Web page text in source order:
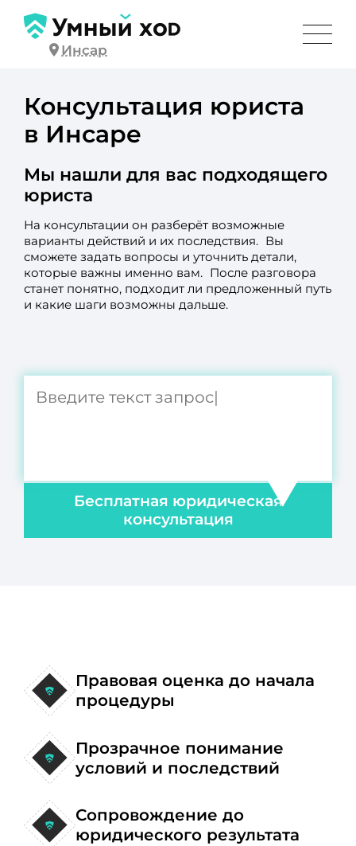
Инсар
Консультация юриста
в Инсаре
Мы нашли для вас подходящего
юриста
На консультации он разберёт возможные
варианты действий и их последствия. Вы
сможете задать вопросы и уточнить детали,
которые важны именно вам. После разговора
станет понятно, подходит ли предложенный путь
и какие шаги возможны дальше.
Бесплатная юридическая
консультация
Правовая оценка до начала
процедуры
Прозрачное понимание
условий и последствий
Сопровождение до
юридического результата